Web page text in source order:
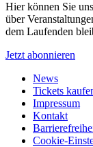
Hier können Sie
über
dem Laufenden
Jetzt abonnieren
News
Tickets
Impressum
Kontakt
Cookie-